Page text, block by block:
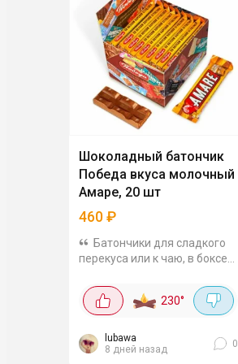
Шоколадный батончик
Победа вкуса молочный
Амаре, 20 шт
460₽
Батончики для сладкого
перекуса или к чаю, в боксе
за 1 шт. Сладость из
молочного шоколада со
карамельной крошкой,...
230°
lubawa
8 дней назад
0